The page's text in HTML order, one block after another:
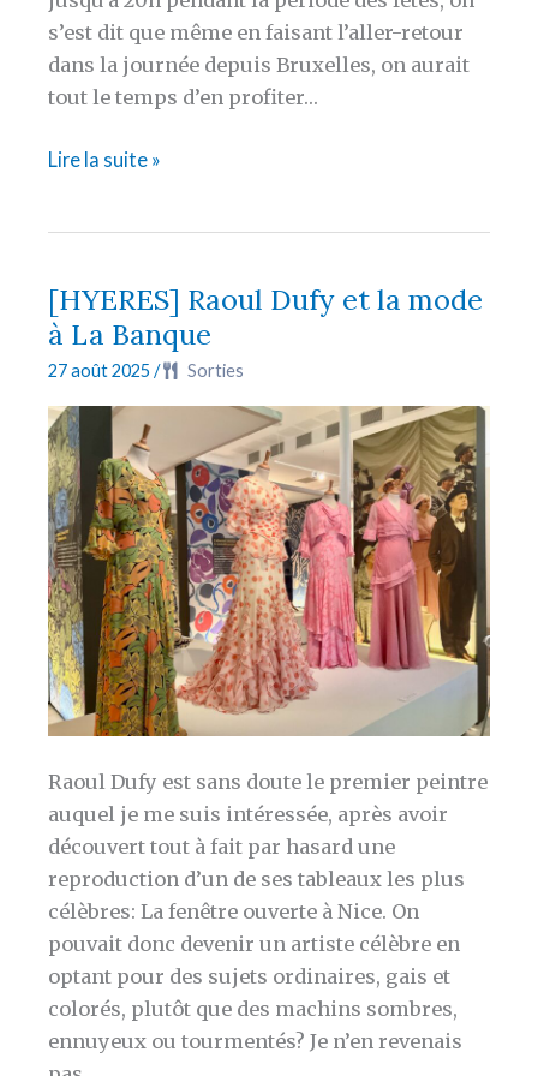
s’est dit que même en faisant l’aller-retour
dans la journée depuis Bruxelles, on aurait
tout le temps d’en profiter…
Christmas
Daiza
Lire la suite »
[HYERES] Raoul Dufy et la mode
à La Banque
27 août 2025/ Sorties
Raoul Dufy est sans doute le premier peintre
auquel je me suis intéressée, après avoir
découvert tout à fait par hasard une
reproduction d’un de ses tableaux les plus
célèbres: La fenêtre ouverte à Nice. On
pouvait donc devenir un artiste célèbre en
optant pour des sujets ordinaires, gais et
colorés, plutôt que des machins sombres,
ennuyeux ou tourmentés? Je n’en revenais